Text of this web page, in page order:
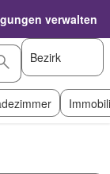
verwalten
Bezirk